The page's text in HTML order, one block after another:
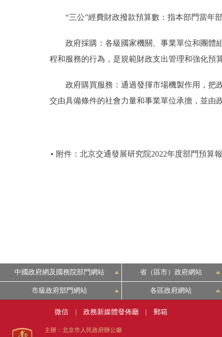
“三公”經費財政撥款預算數：指本部門當年部
政府採購：各級國家機關、事業單位和團體組
程和服務的行為，是規範財政支出管理和強化預
政府購買服務：通過發揮市場機製作用，把政
交由具備條件的社會力量和事業單位承擔，並由
附件：北京交通發展研究院2022年度部門預算
中國政府網及國務院部門網站 省（區市）政府網站
市級政府部門網站 各區政府網站
微信 政務新媒體發佈廳 郵箱
主辦：北京市人民政府辦公廳